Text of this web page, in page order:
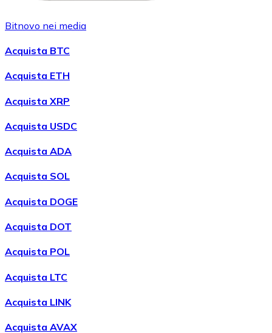
Bitnovo nei media
Acquista BTC
Acquista ETH
Acquista XRP
Acquista USDC
Acquista ADA
Acquista SOL
Acquista DOGE
Acquista DOT
Acquista POL
Acquista LTC
Acquista LINK
Acquista AVAX